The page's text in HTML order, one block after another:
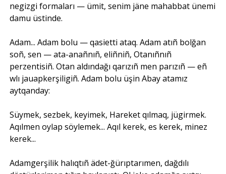
negizgi formaları — ümit, senim jäne mahabbat ünemi
damu üstinde.
Adam... Adam bolu — qasietti ataq. Adam atıñ bolğan
soñ, sen — ata-anañnıñ, eliñniñ, Otanıñnıñ
perzentisiñ. Otan aldındağı qarızıñ men parızıñ — eñ
wlı jauapkerşiligiñ. Adam bolu üşin Abay atamız
aytqanday:
Süymek, sezbek, keyimek, Hareket qılmaq, jügirmek.
Aqılmen oylap söylemek... Aqıl kerek, es kerek, minez
kerek...
Adamgerşilik halıqtıñ ädet-ğürıptarımen, dağdılı